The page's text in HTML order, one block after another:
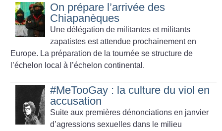
On prépare l’arrivée des
Chiapanèques
Une délégation de militantes et militants
zapatistes est attendue prochainement en
Europe. La préparation de la tournée se structure de
l’échelon local à l’échelon continental.
#MeTooGay : la culture du viol en
accusation
Suite aux premières dénonciations en janvier
d’agressions sexuelles dans le milieu